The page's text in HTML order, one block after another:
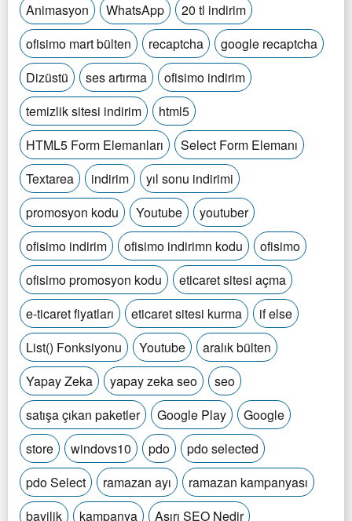
Animasyon
WhatsApp
20 tl indirim
ofisimo mart bülten
recaptcha
google recaptcha
Dizüstü
ses artırma
ofisimo indirim
temizlik sitesi indirim
html5
HTML5 Form Elemanları
Select Form Elemanı
Textarea
indirim
yıl sonu indirimi
promosyon kodu
Youtube
youtuber
ofisimo indirim
ofisimo indirimn kodu
ofisimo
ofisimo promosyon kodu
eticaret sitesi açma
e-ticaret fiyatları
eticaret sitesi kurma
if else
List() Fonksiyonu
Youtube
aralık bülten
Yapay Zeka
yapay zeka seo
seo
satışa çıkan paketler
Google Play
Google
store
windovs10 pdo
pdo selected
pdo Select
ramazan ayı
ramazan kampanyası
bayilik
kampanya
Aşırı SEO Nedir